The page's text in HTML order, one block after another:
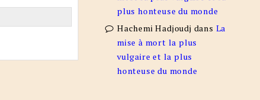
plus honteuse du monde
Hachemi Hadjoudj dans La
mise à mort la plus
vulgaire et la plus
honteuse du monde